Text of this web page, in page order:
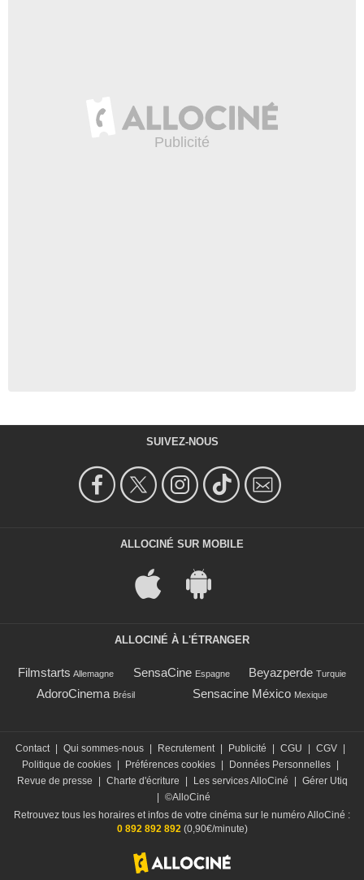
SUIVEZ-NOUS
ALLOCINÉ SUR MOBILE
ALLOCINÉ À L'ÉTRANGER
Filmstarts Allemagne SensaCine Espagne Beyazperde Turquie
AdoroCinema Brésil Sensacine México Mexique
Contact Qui sommes-nous Recrutement Publicité CGU CGV
Politique de cookies
Préférences cookies Données Personnelles
Revue de presse
Charte d'écriture Les services AlloCiné
Gérer Utiq
©AlloCiné
Retrouvez tous les horaires et infos de votre cinéma sur le numéro AlloCiné :
0 892 892 892(0,90€/minute)